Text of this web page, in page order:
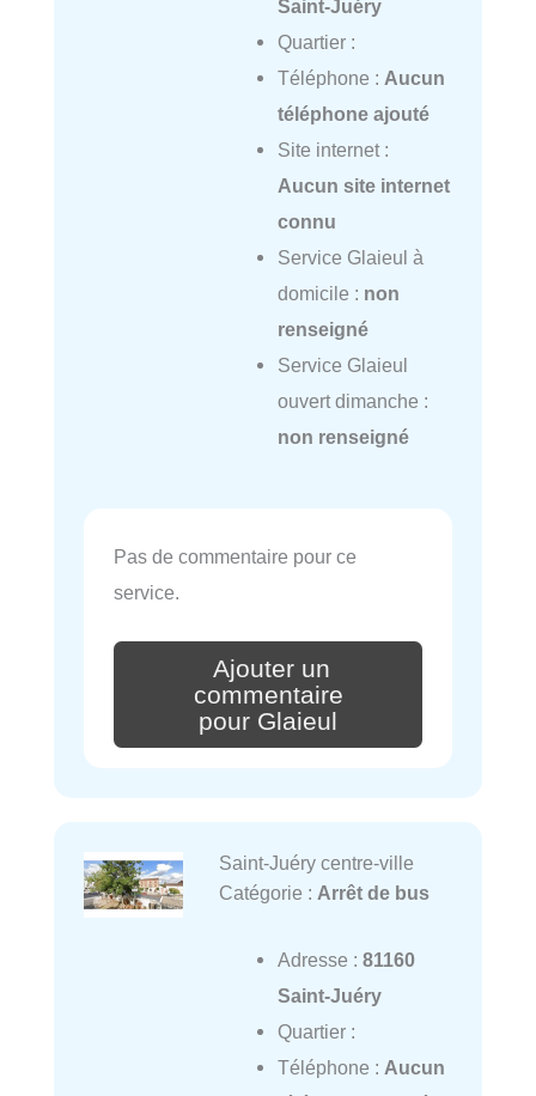
Saint-Juéry
Quartier :
Téléphone : Aucun
téléphone ajouté
Site internet :
Aucun site internet
connu
Service Glaieul à
domicile : non
renseigné
Service Glaieul
ouvert dimanche :
non renseigné
Pas de commentaire pour ce
service.
Ajouter un
commentaire
pour Glaieul
Saint-Juéry centre-ville
Catégorie : Arrêt de bus
Adresse : 81160
Saint-Juéry
Quartier :
Téléphone : Aucun